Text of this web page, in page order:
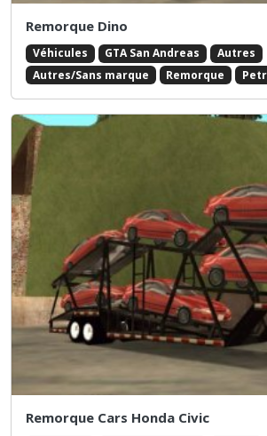
Remorque Dino
Véhicules GTA San Andreas
Autres
Autres/Sans marque
Remorque
Remorque Cars Honda Civic